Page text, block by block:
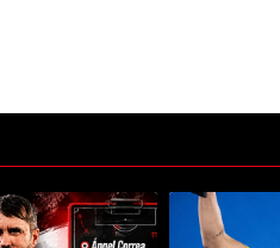
River llegó a un acuerdo
tendencia con el título "Un dream
Un artículo